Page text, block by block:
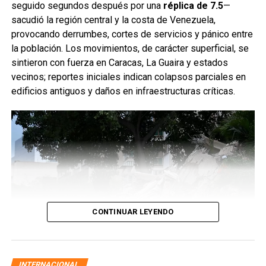
seguido segundos después por una réplica de 7.5—
sacudió la región central y la costa de Venezuela,
provocando derrumbes, cortes de servicios y pánico entre
la población. Los movimientos, de carácter superficial, se
sintieron con fuerza en Caracas, La Guaira y estados
vecinos; reportes iniciales indican colapsos parciales en
edificios antiguos y daños en infraestructuras críticas.
CONTINUAR LEYENDO